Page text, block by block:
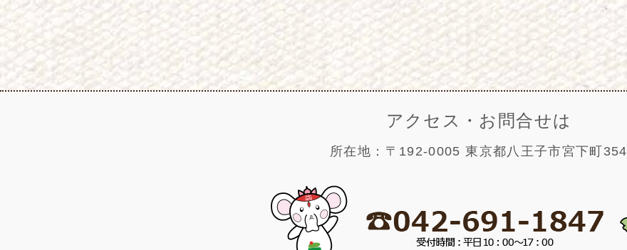
アクセス・お問合せは
所在地：〒192-0005 東京都八王子市宮下町354